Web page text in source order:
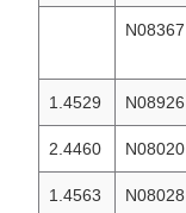
N08367
1.4529 N08926
2.4460 N08020
1.4563 N08028